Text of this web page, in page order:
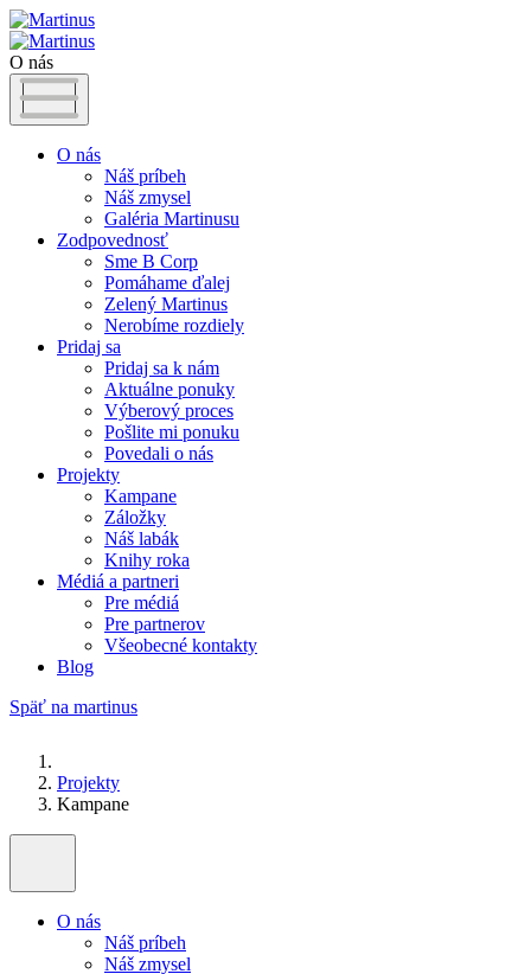
O nás
O nás
Náš príbeh
Náš zmysel
Galéria Martinusu
Zodpovednosť
Sme B Corp
Pomáhame ďalej
Zelený Martinus
Nerobíme rozdiely
Pridaj sa
Pridaj sa k nám
Aktuálne ponuky
Výberový proces
Pošlite mi ponuku
Povedali o nás
Projekty
Kampane
Záložky
Náš labák
Knihy roka
Médiá a partneri
Pre médiá
Pre partnerov
Všeobecné kontakty
Blog
Späť na martinus
Projekty
Kampane
O nás
Náš príbeh
Náš zmysel